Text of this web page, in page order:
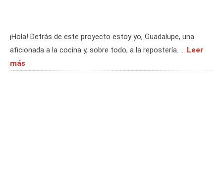
¡Hola! Detrás de este proyecto estoy yo, Guadalupe, una
aficionada a la cocina y, sobre todo, a la repostería. … Leer
más